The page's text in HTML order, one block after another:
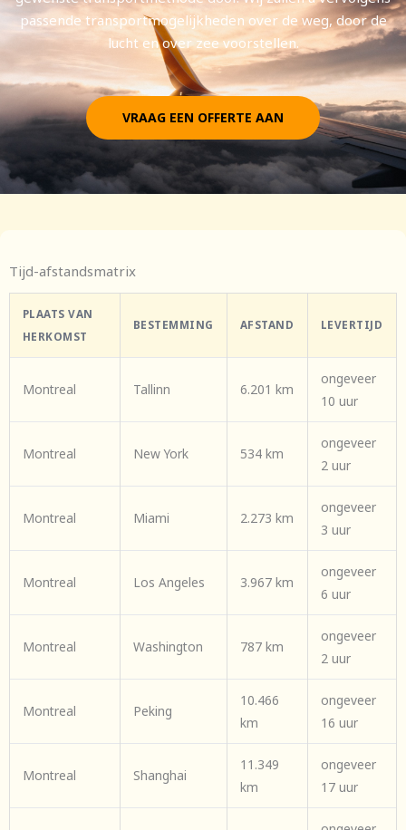
passende transportmogelijkheden over de weg, door de
lucht en over zee voorstellen.
VRAAG EEN OFFERTE AAN
Tijd-afstandsmatrix
PLAATS VAN
HERKOMST
BESTEMMING AFSTAND LEVERTIJD
Montreal Tallinn 6.201 km
ongeveer
10 uur
Montreal New York 534 km
ongeveer
2 uur
Montreal Miami 2.273 km
ongeveer
3 uur
Montreal Los Angeles 3.967 km
ongeveer
6 uur
Montreal Washington 787 km
ongeveer
2 uur
Montreal Peking
10.466
km
ongeveer
16 uur
Montreal Shanghai
11.349
km
ongeveer
17 uur